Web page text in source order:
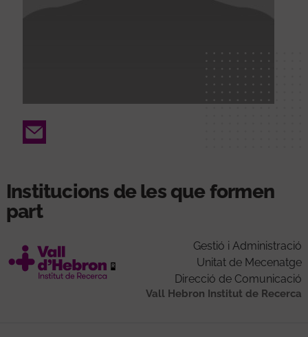
Email
Institucions de les que formen
part
Gestió i Administració
Unitat de Mecenatge
Direcció de Comunicació
Vall Hebron Institut de Recerca